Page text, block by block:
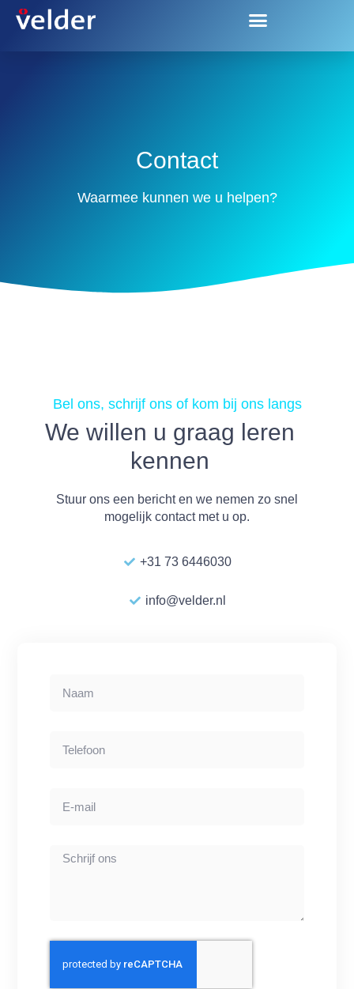
Contact
Waarmee kunnen we u helpen?
Bel ons, schrijf ons of kom bij ons langs
We willen u graag leren
kennen
Stuur ons een bericht en we nemen zo snel
mogelijk contact met u op.
+31 73 6446030
info@velder.nl